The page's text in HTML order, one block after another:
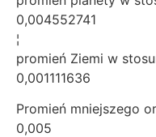
0,004552741
¦
promień Ziemi w
0,001111636
Promień mniejszego
0,005